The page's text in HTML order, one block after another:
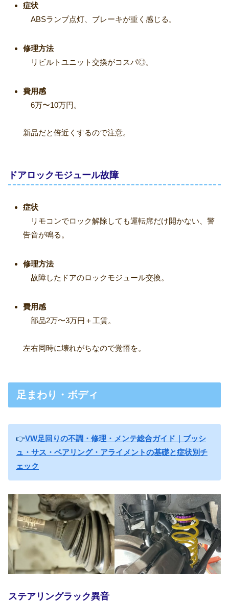
症状
ABSランプ点灯、ブレーキが重く感じる。
修理方法
リビルトユニット交換がコスパ◎。
費用感
6万〜10万円。
新品だと倍近くするので注意。
ドアロックモジュール故障
症状
リモコンでロック解除しても運転席だけ開かない、警
告音が鳴る。
修理方法
故障したドアのロックモジュール交換。
費用感
部品2万〜3万円＋工賃。
左右同時に壊れがちなので覚悟を。
足まわり・ボディ
👉VW足回りの不調・修理・メンテ総合ガイド｜ブッシ
ュ・サス・ベアリング・アライメントの基礎と症状別チ
ェック
ステアリングラック異音